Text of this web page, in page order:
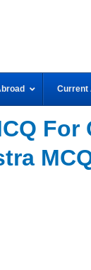
Current
MCQ